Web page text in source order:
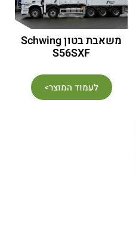
משאבת בטון Schwing
S56SXF
לעמוד המוצר>